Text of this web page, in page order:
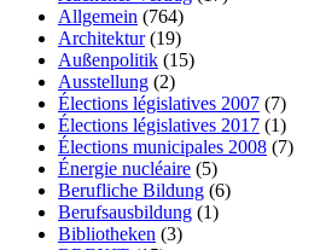
Allgemein (764)
Architektur(19)
Außenpolitik (15)
Ausstellung (2)
Élections législatives 2007 (7)
Élections législatives 2017 (1)
Élections municipales 2008 (7)
Énergie nucléaire (5)
Berufliche Bildung (6)
Berufsausbildung (1)
Bibliotheken (3)